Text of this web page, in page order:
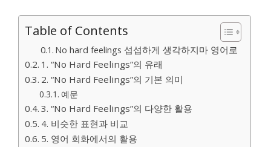
Table of Contents
No hard feelings 섭섭하게 생각하지마 영어로
1. “No Hard Feelings”의 유래
2. “No Hard Feelings”의 기본 의미
예문
3. “No Hard Feelings”의 다양한 활용
4. 비슷한 표현과 비교
5. 영어 회화에서의 활용